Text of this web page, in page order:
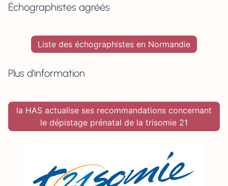
Échographistes agréés
Liste des échographistes en Normandie
Plus d'information
la HAS actualise ses recommandations concernant
le dépistage prénatal de la trisomie 21